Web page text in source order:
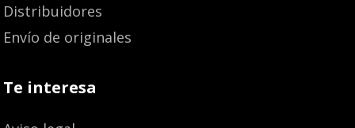
Distribuidores
Envío de originales
Te interesa